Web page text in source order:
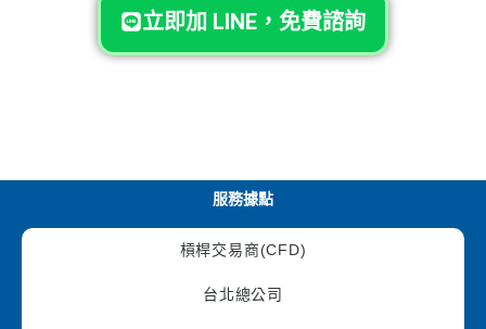
立即加 LINE，免費諮詢
服務據點
槓桿交易商(CFD)
台北總公司